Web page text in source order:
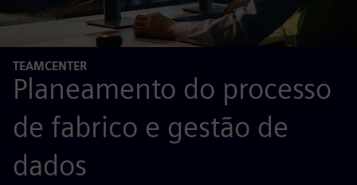
TEAMCENTER
Planeamento do processo
de fabrico e gestão de
dados